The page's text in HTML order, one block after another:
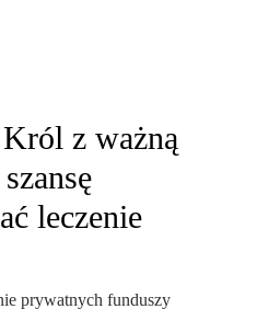
z ważną
leczenie
prywatnych funduszy